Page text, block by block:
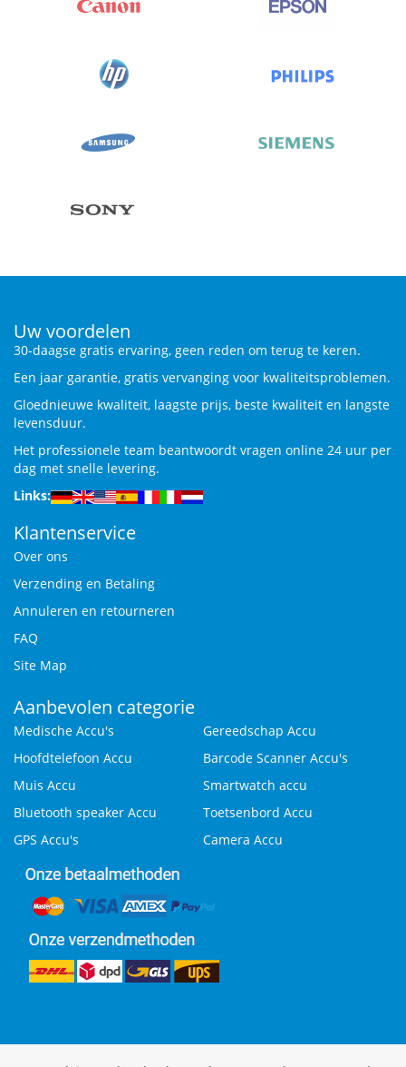
Uw voordelen
30-daagse gratis ervaring, geen reden om terug te keren.
Een jaar garantie, gratis vervanging voor kwaliteitsproblemen.
Gloednieuwe kwaliteit, laagste prijs, beste kwaliteit en langste
levensduur.
Het professionele team beantwoordt vragen online 24 uur per
dag met snelle levering.
Links:
Klantenservice
Over ons
Verzending en Betaling
Annuleren en retourneren
FAQ
Site Map
Aanbevolen categorie
Medische Accu's
Gereedschap Accu
Hoofdtelefoon Accu
Barcode Scanner Accu's
Muis Accu
Smartwatch accu
Bluetooth speaker Accu
Toetsenbord Accu
GPS Accu's
Camera Accu